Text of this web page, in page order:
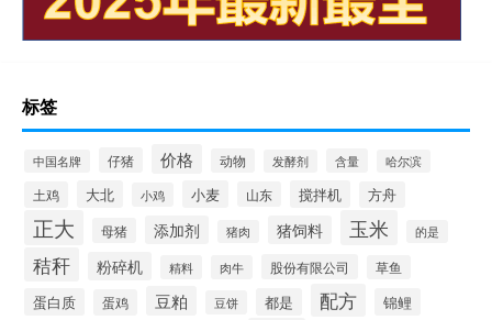
标签
中国名牌 仔猪 价格 动物 发酵剂 含量 哈尔滨
土鸡 大北 小鸡 小麦 山东 搅拌机 方舟
正大 母猪 添加剂 猪肉 猪饲料 玉米 的是
秸秆 粉碎机 精料 肉牛 股份有限公司 草鱼
蛋白质 蛋鸡 豆粕 豆饼 都是 配方 锦鲤